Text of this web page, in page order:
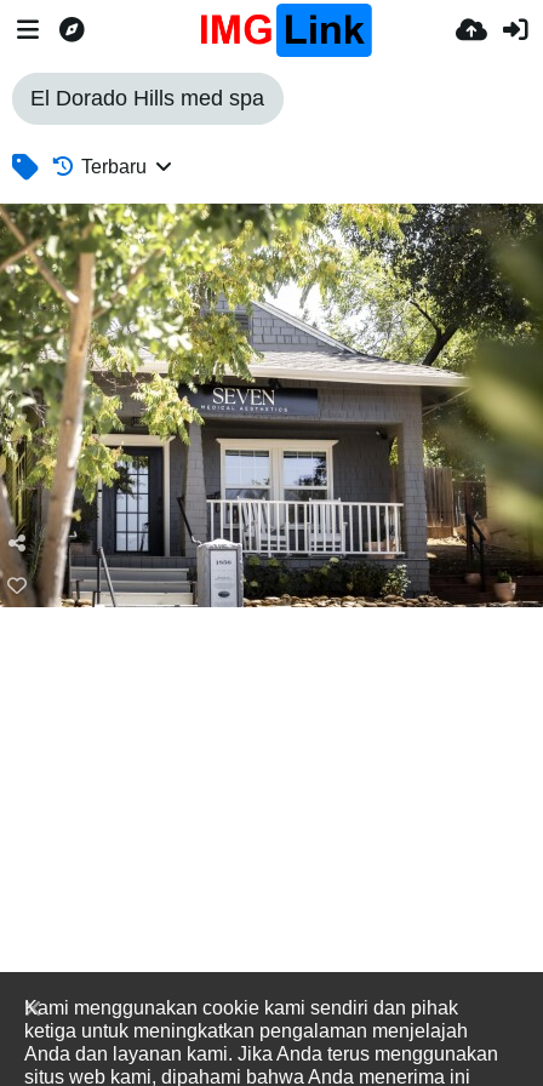
El Dorado Hills med spa
Terbaru
Kami menggunakan cookie kami sendiri dan pihak
ketiga untuk meningkatkan pengalaman menjelajah
Anda dan layanan kami. Jika Anda terus menggunakan
situs web kami, dipahami bahwa Anda menerima ini